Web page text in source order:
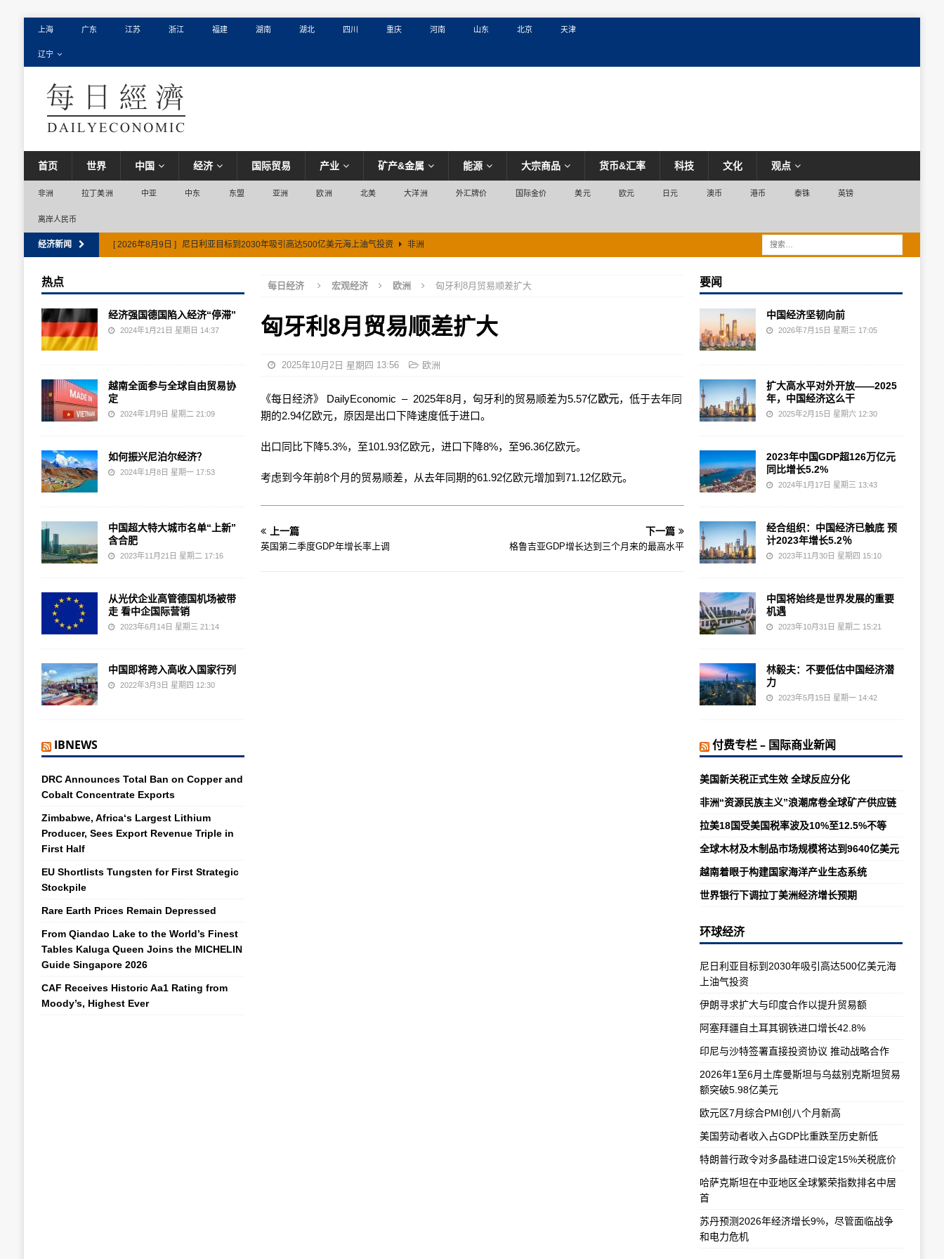
上海 广东 江苏 浙江 福建 湖南 湖北 四川 重庆 河南 山东 北京 天津
辽宁
首页 世界 中国 经济 国际贸易 产业 矿产&金属 能源 大宗商品 货币&汇率 科技 文化 观点
非洲 拉丁美洲 中亚 中东 东盟 亚洲 欧洲 北美 大洋洲 外汇牌价 国际金价 美元 欧元 日元 澳币 港币 泰铢 英镑
离岸人民币
经济新闻 [ 2026年8月9日 ] 尼日利亚目标到2030年吸引高达500亿美元海上油气投资 非洲
每日经济 宏观经济 欧洲 匈牙利8月贸易顺差扩大
匈牙利8月贸易顺差扩大
2025年10月2日 星期四 13:56 欧洲
《每日经济》 DailyEconomic – 2025年8月，匈牙利的贸易顺差为5.57亿欧元，低于去年同
期的2.94亿欧元，原因是出口下降速度低于进口。
出口同比下降5.3%，至101.93亿欧元，进口下降8%，至96.36亿欧元。
考虑到今年前8个月的贸易顺差，从去年同期的61.92亿欧元增加到71.12亿欧元。
上一篇
英国第二季度GDP年增长率上调
下一篇
格鲁吉亚GDP增长达到三个月来的最高水平
热点
经济强国德国陷入经济“停滞”
2024年1月21日 星期日 14:37
越南全面参与全球自由贸易协
定
2024年1月9日 星期二 21:09
如何振兴尼泊尔经济？
2024年1月8日 星期一 17:53
中国超大特大城市名单“上新”
含合肥
2023年11月21日 星期二 17:16
从光伏企业高管德国机场被带
走 看中企国际营销
2023年6月14日 星期三 21:14
中国即将跨入高收入国家行列
2022年3月3日 星期四 12:30
IBNEWS
DRC Announces Total Ban on Copper and
Cobalt Concentrate Exports
Zimbabwe, Africa‘s Largest Lithium
Producer, Sees Export Revenue Triple in
First Half
EU Shortlists Tungsten for First Strategic
Stockpile
Rare Earth Prices Remain Depressed
From Qiandao Lake to the World’s Finest
Tables Kaluga Queen Joins the MICHELIN
Guide Singapore 2026
CAF Receives Historic Aa1 Rating from
Moody’s, Highest Ever
要闻
中国经济坚韧向前
2026年7月15日 星期三 17:05
扩大高水平对外开放——2025
年，中国经济这么干
2025年2月15日 星期六 12:30
2023年中国GDP超126万亿元
同比增长5.2%
2024年1月17日 星期三 13:43
经合组织：中国经济已触底 预
计2023年增长5.2％
2023年11月30日 星期四 15:10
中国将始终是世界发展的重要
机遇
2023年10月31日 星期二 15:21
林毅夫：不要低估中国经济潜
力
2023年5月15日 星期一 14:42
付费专栏 – 国际商业新闻
美国新关税正式生效 全球反应分化
非洲“资源民族主义”浪潮席卷全球矿产供应链
拉美18国受美国税率波及10%至12.5%不等
全球木材及木制品市场规模将达到9640亿美元
越南着眼于构建国家海洋产业生态系统
世界银行下调拉丁美洲经济增长预期
环球经济
尼日利亚目标到2030年吸引高达500亿美元海
上油气投资
伊朗寻求扩大与印度合作以提升贸易额
阿塞拜疆自土耳其钢铁进口增长42.8%
印尼与沙特签署直接投资协议 推动战略合作
2026年1至6月土库曼斯坦与乌兹别克斯坦贸易
额突破5.98亿美元
欧元区7月综合PMI创八个月新高
美国劳动者收入占GDP比重跌至历史新低
特朗普行政令对多晶硅进口设定15%关税底价
哈萨克斯坦在中亚地区全球繁荣指数排名中居
首
苏丹预测2026年经济增长9%，尽管面临战争
和电力危机